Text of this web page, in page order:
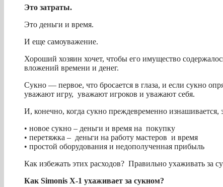
Это затраты.
Это деньги и время.
И еще самоуважение.
Хороший хозяин хочет, чтобы его имущество
вложений времени и денег.
Сукно — первое, что бросается в глаза, и если сукно
уважают игру, уважают игроков и уважают себя.
И, конечно, когда сукно преждевременно изнашивается,
• новое сукно – деньги и время на покупку
• перетяжка – деньги на работу мастеров и время
• простой оборудования и недополученная прибыль
Как избежать этих расходов? Правильно ухаживать за
Как Simonis X-1 ухаживает за сукном?